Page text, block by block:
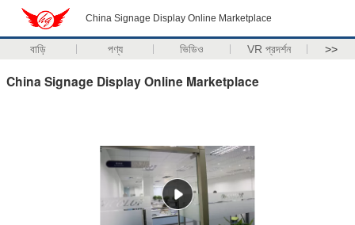
China Signage Display Online Marketplace
বাড়ি পণ্য ভিডিও VR প্রদর্শন >>
China Signage Display Online Marketplace